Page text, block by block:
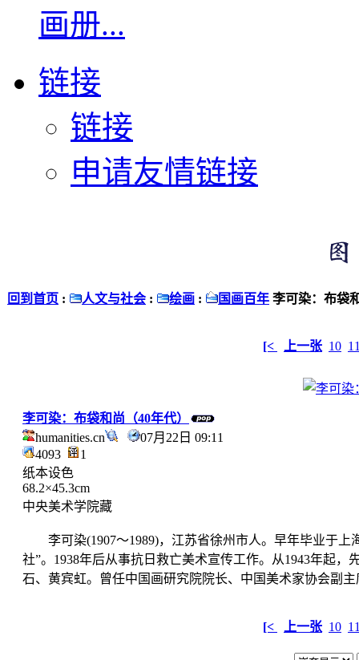
画册...
链接
链接
申请友情链接
回到首页 : 人文与社会 : 绘画 : 国画百年 李可染：布袋
[< 上一张 10
李可染：布袋和尚（40年代）
humanities.cn
07月22日 09:11
4093
1
纸本设色
68.2×45.3cm
中央美术学院藏
李可染(1907～1989)，江苏省徐州市人。早年毕业于上
社”。1938年后从事抗日救亡美术宣传工作。从1943年起
石、黄宾虹。曾任中国画研究院院长、中国美术家协会副
[< 上一张 10